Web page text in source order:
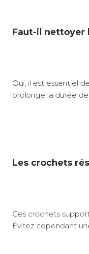
Faut-il nettoyer
Oui, il est essentiel
prolonge la durée
Les crochets
Ces crochets
Évitez cependant